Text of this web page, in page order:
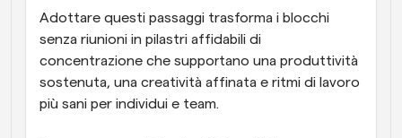
Adottare questi passaggi trasforma i blocchi
senza riunioni in pilastri affidabili di
concentrazione che supportano una produttività
sostenuta, una creatività affinata e ritmi di lavoro
più sani per individui e team.